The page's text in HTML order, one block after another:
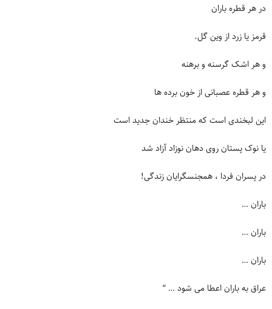
در هر قطره باران
قرمز یا زرد از وین گل.
و هر اشک گرسنه و برهنه
و هر قطره عصبانی از خون برده ها
این لبخندی است که منتظر خندان جدید است
یا نوک پستان روی دهان نوزاد آزاد شد
در پسران فردا ، همجنسگرایان زندگی!
باران …
باران …
باران …
عراق به باران اعطا می شود … “